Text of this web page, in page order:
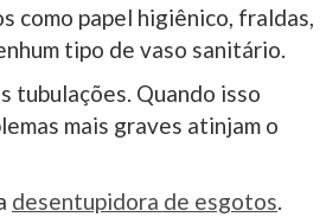
como papel higiênico, fraldas,
tipo de vaso sanitário.
tubulações. Quando isso
mais graves atinjam o
desentupidora de esgotos.